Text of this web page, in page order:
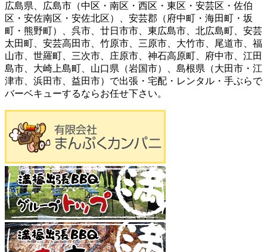
広島県、広島市（中区・南区・西区・東区・安芸区・佐伯
区・安佐南区・安佐北区）、安芸郡（府中町・海田町・坂
町・熊野町）、呉市、廿日市市、東広島市、北広島町、安芸
太田町、安芸高田市、竹原市、三原市、大竹市、尾道市、福
山市、世羅町、三次市、庄原市、神石高原町、府中市、江田
島市、大崎上島町、山口県（岩国市）、島根県（大田市・江
津市、浜田市、益田市）で出張・宅配・レンタル・手ぶらで
バーベキューするならお任せ下さい。